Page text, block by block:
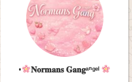
•
𝐍𝐨𝐫𝐦𝐚𝐧𝐬 𝐆𝐚𝐧𝐠ᵃⁿᵍᵉˡ